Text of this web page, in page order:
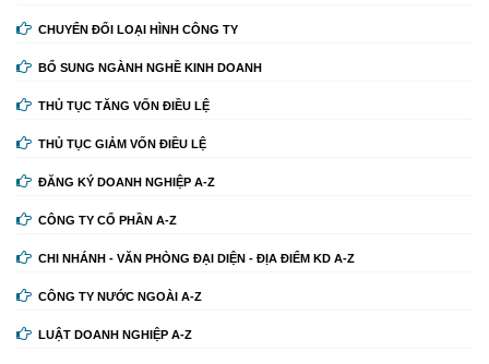
CHUYỂN ĐỔI LOẠI HÌNH CÔNG TY
BỔ SUNG NGÀNH NGHỀ KINH DOANH
THỦ TỤC TĂNG VỐN ĐIỀU LỆ
THỦ TỤC GIẢM VỐN ĐIỀU LỆ
ĐĂNG KÝ DOANH NGHIỆP A-Z
CÔNG TY CỔ PHẦN A-Z
CHI NHÁNH - VĂN PHÒNG ĐẠI DIỆN - ĐỊA ĐIỂM KD A-Z
CÔNG TY NƯỚC NGOÀI A-Z
LUẬT DOANH NGHIỆP A-Z